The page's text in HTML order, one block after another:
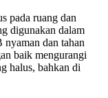
pada ruang dan
digunakan dalam
dan tahan
baik mengurangi
halus, bahkan di